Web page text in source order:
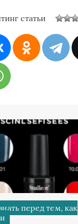
статьи
перед тем, как